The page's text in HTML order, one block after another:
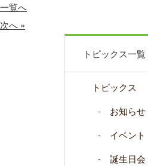
一覧へ
次へ »
トピックス一覧
トピックス
お知らせ
イベント
誕生日会